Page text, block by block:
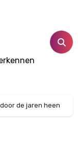
de jaren heen